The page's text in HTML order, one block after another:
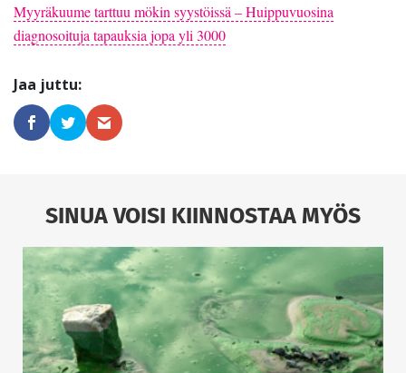
Myyräkuume tarttuu mökin syystöissä – Huippuvuosina
diagnosoituja tapauksia jopa yli 3000
SINUA VOISI KIINNOSTAA MYÖS